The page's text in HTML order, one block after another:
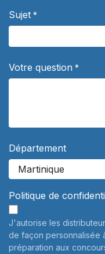
Sujet *
Votre question *
Département
Politique de
J'autorise les
de façon personnalisée
préparation aux